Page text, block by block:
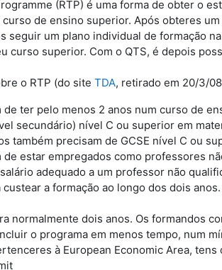
(RTP) é uma forma de obter o
de ensino superior. Após obteres
seguir um plano individual de formação
curso superior. Com o QTS, é depois
o RTP (do site TDA, retirado em 20/3/
de ter pelo menos 2 anos num curso de
secundário) nível C ou superior em
também precisam de GCSE nível C ou
de estar empregados como professores
adequado a um professor não
custear a formação ao longo dos dois
normalmente dois anos. Os formandos
o programa em menos tempo, num
à European Economic Area,